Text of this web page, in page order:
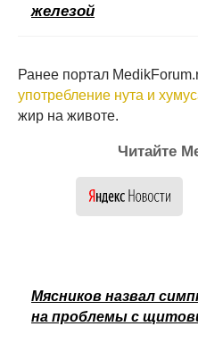
железой
Ранее портал
употребление нута и
жир на животе.
Читайте
Мясников назвал
на проблемы с